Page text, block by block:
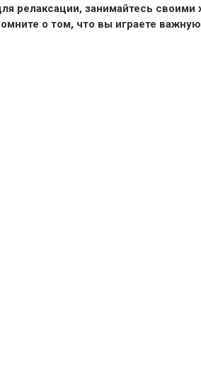
релаксации, занимайтесь
о том, что вы играете